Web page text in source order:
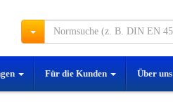
Für die Kunden Über uns